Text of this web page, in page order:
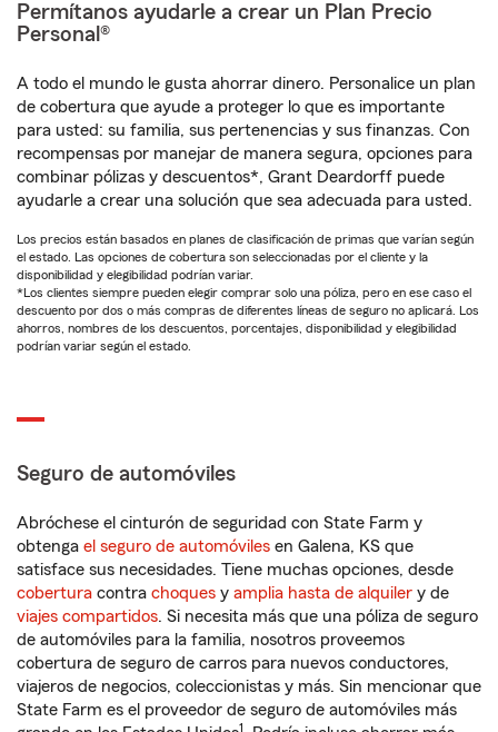
Permítanos ayudarle a crear un Plan Precio
Personal®
A todo el mundo le gusta ahorrar dinero. Personalice un plan
de cobertura que ayude a proteger lo que es importante
para usted: su familia, sus pertenencias y sus finanzas. Con
recompensas por manejar de manera segura, opciones para
combinar pólizas y descuentos*, Grant Deardorff puede
ayudarle a crear una solución que sea adecuada para usted.
Los precios están basados en planes de clasificación de primas que varían según
el estado. Las opciones de cobertura son seleccionadas por el cliente y la
disponibilidad y elegibilidad podrían variar.
*Los clientes siempre pueden elegir comprar solo una póliza, pero en ese caso el
descuento por dos o más compras de diferentes líneas de seguro no aplicará. Los
ahorros, nombres de los descuentos, porcentajes, disponibilidad y elegibilidad
podrían variar según el estado.
Seguro de automóviles
Abróchese el cinturón de seguridad con State Farm y
obtenga el seguro de automóviles en Galena, KS que
satisface sus necesidades. Tiene muchas opciones, desde
cobertura contra choques y amplia hasta de alquiler y de
viajes compartidos. Si necesita más que una póliza de seguro
de automóviles para la familia, nosotros proveemos
cobertura de seguro de carros para nuevos conductores,
viajeros de negocios, coleccionistas y más. Sin mencionar que
State Farm es el proveedor de seguro de automóviles más
1